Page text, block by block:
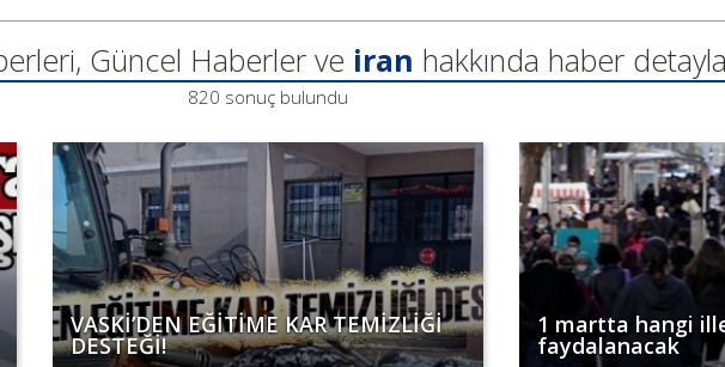
Güncel Haberler ve iran hakkında haber
820 sonuç bulundu
VASKİ’DEN EĞİTİME KAR TEMİZLİĞİ
DESTEĞİ!
1 martta hangi
faydalanacak